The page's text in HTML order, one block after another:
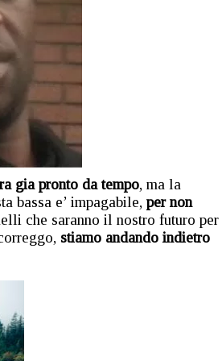
gia pronto da tempo, ma la
bassa e’ impagabile, per non
che saranno il nostro futuro per
stiamo andando indietro